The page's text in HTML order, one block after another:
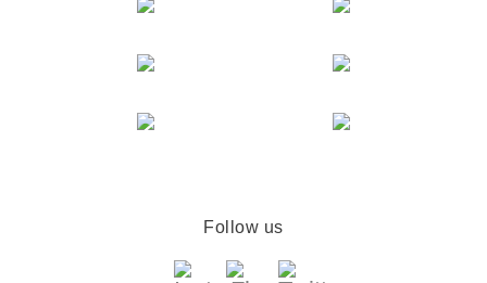
Follow us